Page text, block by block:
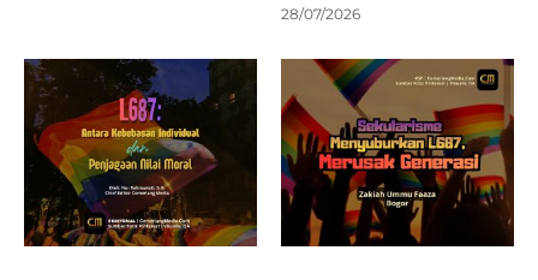
28/07/2026